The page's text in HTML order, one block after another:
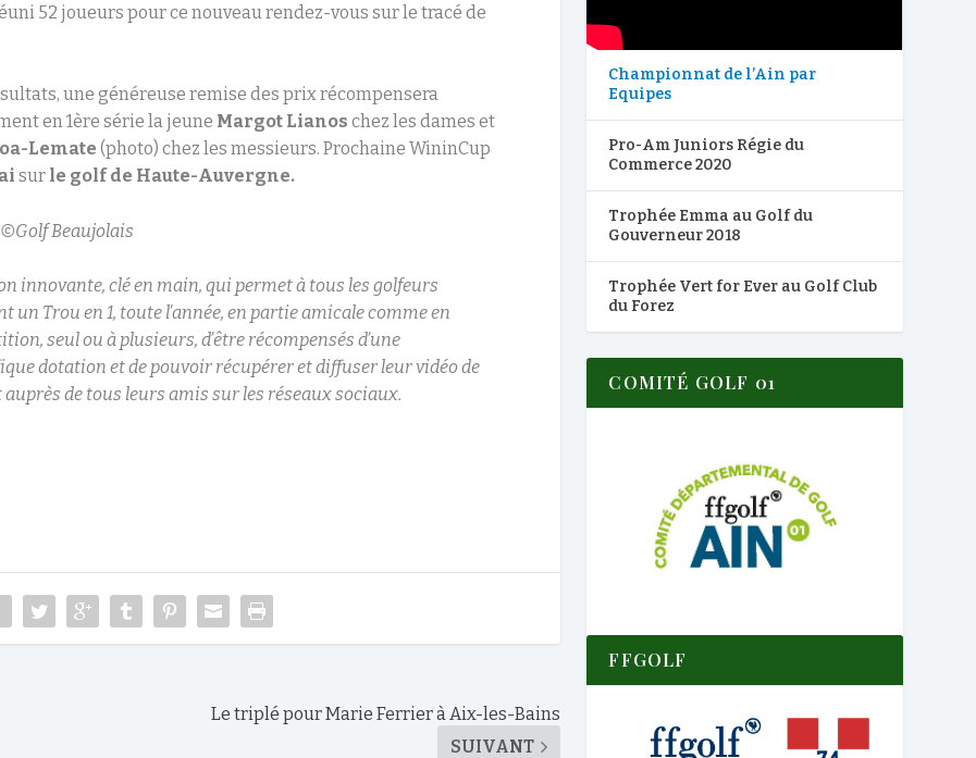
52 joueurs pour ce nouveau rendez-vous sur le tracé de
une généreuse remise des prix récompensera
en 1ère série la jeune Margot Lianos chez les dames et
Lemate (photo) chez les messieurs. Prochaine WininCup
sur le golf de Haute-Auvergne.
Beaujolais
innovante, clé en main, qui permet à tous les golfeurs
un Trou en 1, toute l’année, en partie amicale comme en
seul ou à plusieurs, d’être récompensés d’une
dotation et de pouvoir récupérer et diffuser leur vidéo de
auprès de tous leurs amis sur les réseaux sociaux.
Le triplé pour Marie Ferrier à Aix-les-Bains
SUIVANT
Championnat de l’Ain par
Equipes
Pro-Am Juniors Régie du
Commerce 2020
Trophée Emma au Golf du
Gouverneur 2018
Trophée Vert for Ever au Golf Club
du Forez
COMITÉ GOLF 01
FFGOLF